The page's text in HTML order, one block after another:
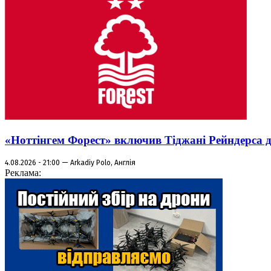
«Ноттінгем Форест» включив Тіджані Рейндерса
4.08.2026 - 21:00 — Arkadiy Polo, Англія
Реклама: